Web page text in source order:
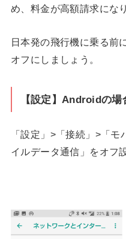
め、料金が高額請求にな
日本発の飛行機に乗る前
オフにしましょう。
【設定】Androidの場
「設定」>「接続」>「
イルデータ通信」をオフ